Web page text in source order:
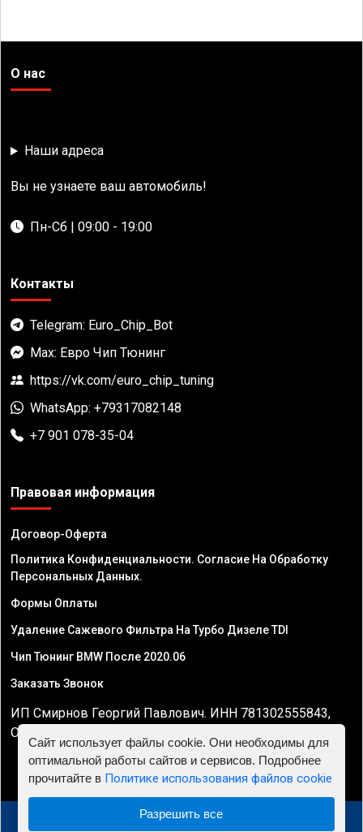
О нас
Наши адреса
Вы не узнаете ваш автомобиль!
Пн-Сб | 09:00 - 19:00
Контакты
Telegram: Euro_Chip_Bot
Max: Евро Чип Тюнинг
https://vk.com/euro_chip_tuning
WhatsApp: +79317082148
+7 901 078-35-04
Правовая информация
Договор-Оферта
Политика Конфиденциальности. Согласие На Обработку
Персональных Данных.
Формы Оплаты
Удаление Сажевого Фильтра На Турбо Дизеле TDI
Чип Тюнинг BMW После 2020.06
Заказать Звонок
ИП Смирнов Георгий Павлович. ИНН 781302555843,
ОГРНИП 324470400032610
© 2010 - 2026 Чип тюнинг двигателя автомобиля -
Сайт использует файлы cookie. Они необходимы для
оптимальной работы сайтов и сервисов. Подробнее
прочитайте в Политике использования файлов cookie
Разрешить все